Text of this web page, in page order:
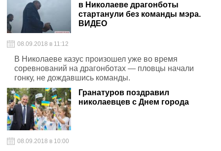
в Николаеве драгонботы
стартанули без команды мэра.
ВИДЕО
08.09.2018 в 11:12
В Николаеве казус произошел уже во время
соревнований на драгонботах — пловцы начали
гонку, не дождавшись команды.
Гранатуров поздравил
николаевцев с Днем города
08.09.2018 в 10:00